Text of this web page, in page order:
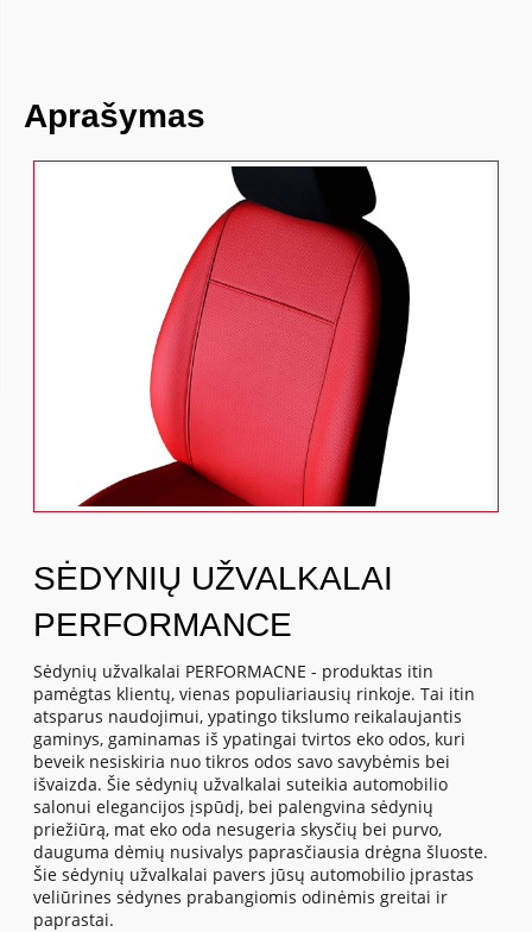
Aprašymas
SĖDYNIŲ UŽVALKALAI
PERFORMANCE
Sėdynių užvalkalai PERFORMACNE - produktas itin
pamėgtas klientų, vienas populiariausių rinkoje. Tai itin
atsparus naudojimui, ypatingo tikslumo reikalaujantis
gaminys, gaminamas iš ypatingai tvirtos eko odos, kuri
beveik nesiskiria nuo tikros odos savo savybėmis bei
išvaizda. Šie sėdynių užvalkalai suteikia automobilio
salonui elegancijos įspūdį, bei palengvina sėdynių
priežiūrą, mat eko oda nesugeria skysčių bei purvo,
dauguma dėmių nusivalys paprasčiausia drėgna šluoste.
Šie sėdynių užvalkalai pavers jūsų automobilio įprastas
veliūrines sėdynes prabangiomis odinėmis greitai ir
paprastai.